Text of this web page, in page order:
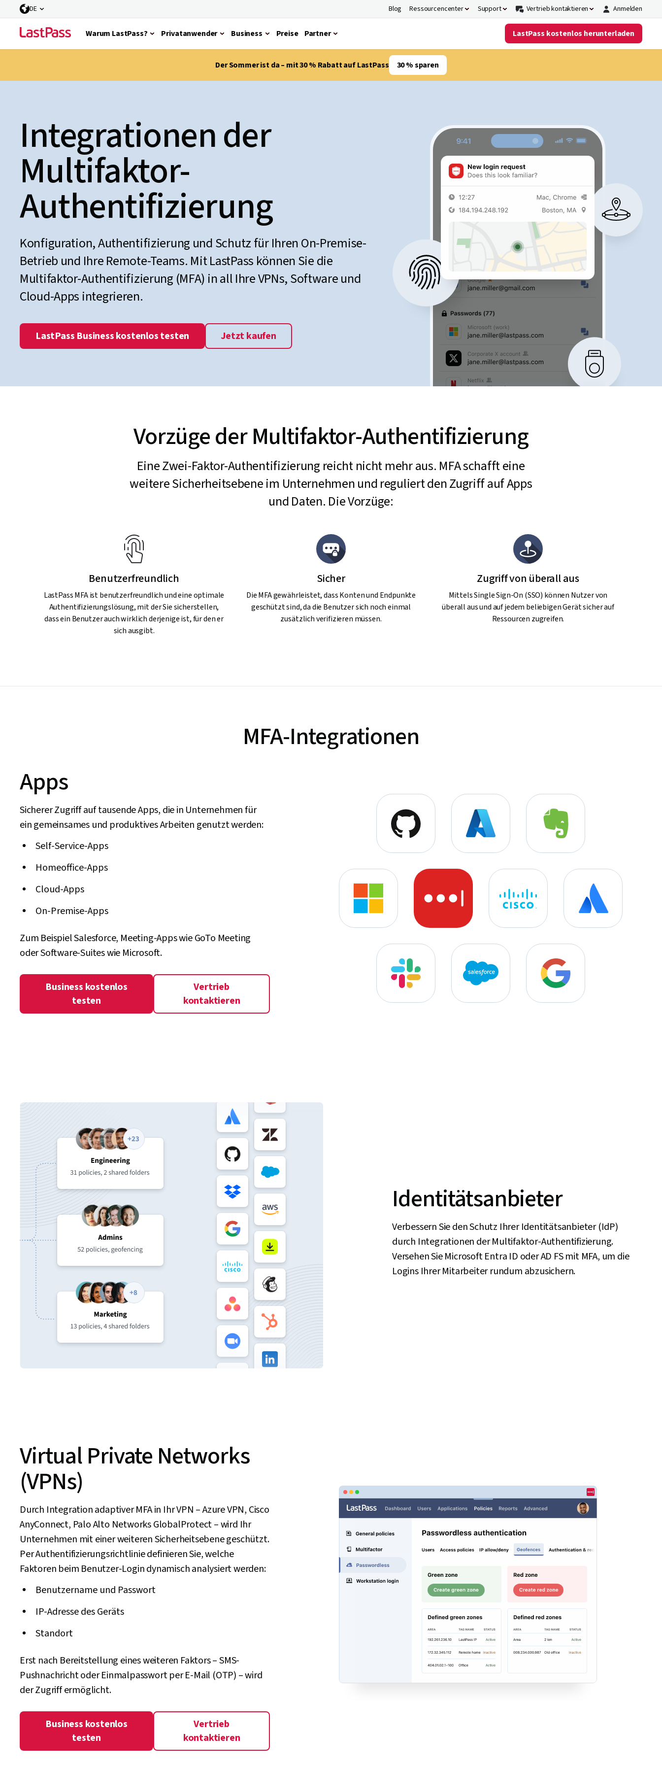
DE Blog Ressourcencenter Support Vertrieb kontaktieren Anmelden
Warum LastPass? Privatanwender Business Preise Partner LastPass kostenlos herunterladen
Der Sommer ist da – mit 30 % Rabatt auf LastPass 30 % sparen
Integrationen der
Multifaktor-
Authentifizierung
Konfiguration, Authentifizierung und Schutz für Ihren On-Premise-
Betrieb und Ihre Remote-Teams. Mit LastPass können Sie die
Multifaktor-Authentifizierung (MFA) in all Ihre VPNs, Software und
Cloud-Apps integrieren.
LastPass Business kostenlos testen Jetzt kaufen
Vorzüge der Multifaktor-Authentifizierung
Eine Zwei-Faktor-Authentifizierung reicht nicht mehr aus. MFA schafft eine
weitere Sicherheitsebene im Unternehmen und reguliert den Zugriff auf Apps
und Daten. Die Vorzüge:
Benutzerfreundlich
LastPass MFA ist benutzerfreundlich und eine optimale
Authentifizierungslösung, mit der Sie sicherstellen,
dass ein Benutzer auch wirklich derjenige ist, für den er
sich ausgibt.
Sicher
Die MFA gewährleistet, dass Konten und Endpunkte
geschützt sind, da die Benutzer sich noch einmal
zusätzlich verifizieren müssen.
Zugriff von überall aus
Mittels Single Sign-On (SSO) können Nutzer von
überall aus und auf jedem beliebigen Gerät sicher auf
Ressourcen zugreifen.
MFA-Integrationen
Apps
Sicherer Zugriff auf tausende Apps, die in Unternehmen für
ein gemeinsames und produktives Arbeiten genutzt werden:
Self-Service-Apps
Homeoffice-Apps
Cloud-Apps
On-Premise-Apps
Zum Beispiel Salesforce, Meeting-Apps wie GoTo Meeting
oder Software-Suites wie Microsoft.
Business kostenlos
testen
Vertrieb
kontaktieren
Identitätsanbieter
Verbessern Sie den Schutz Ihrer Identitätsanbieter (IdP)
durch Integrationen der Multifaktor-Authentifizierung.
Versehen Sie Microsoft Entra ID oder AD FS mit MFA, um die
Logins Ihrer Mitarbeiter rundum abzusichern.
Virtual Private Networks
(VPNs)
Durch Integration adaptiver MFA in Ihr VPN – Azure VPN, Cisco
AnyConnect, Palo Alto Networks GlobalProtect – wird Ihr
Unternehmen mit einer weiteren Sicherheitsebene geschützt.
Per Authentifizierungsrichtlinie definieren Sie, welche
Faktoren beim Benutzer-Login dynamisch analysiert werden:
Benutzername und Passwort
IP-Adresse des Geräts
Standort
Erst nach Bereitstellung eines weiteren Faktors – SMS-
Pushnachricht oder Einmalpasswort per E-Mail (OTP) – wird
der Zugriff ermöglicht.
Business kostenlos
testen
Vertrieb
kontaktieren